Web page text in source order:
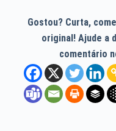
Gostou? Curta,
original! Ajude a
comentário